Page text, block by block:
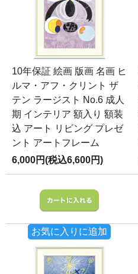
10年保証 絵画 版画 名画 ヒ
ルマ・アフ・クリント ザ
テン ラージスト No.6 成人
期 インテリア 額入り 額装
込 アート リビング プレゼ
ント アートフレーム
6,000円(税込6,600円)
お気に入りに追加